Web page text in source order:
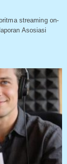
streaming on-
Asosiasi